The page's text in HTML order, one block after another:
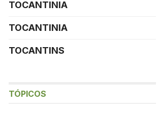
TOCANTINIA
TOCANTINIA
TOCANTINS
TÓPICOS